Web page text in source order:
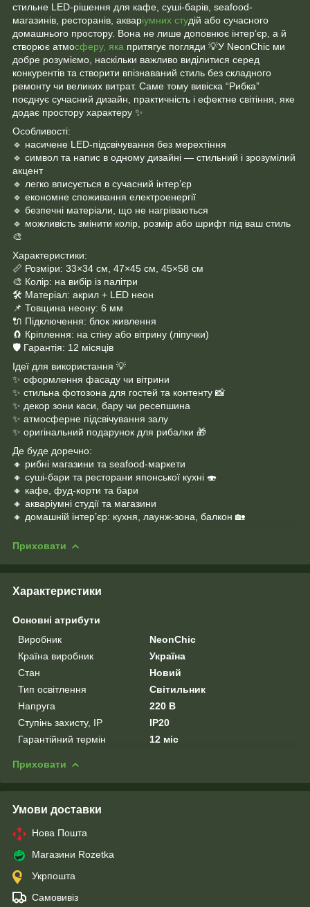
стильне LED-рішення для кафе, суші-барів, seafood-
магазинів, ресторанів, акваріумних студій або сучасного
домашнього простору. Вона не лише доповнює інтер’єр, а й
створює атмосферу, яка притягує погляди 💡У NeonChic ми
добре розуміємо, наскільки важливо виділитися серед
конкурентів та створити впізнаваний стиль без складного
ремонту чи великих витрат. Саме тому вивіска “Рибка”
поєднує сучасний дизайн, практичність і ефектне світіння, яке
додає простору характеру ✨
Особливості:
🔹 насичене LED-підсвічування без мерехтіння
🔹 символ та напис в одному дизайні — стильний і зрозумілий
акцент
🔹 легко вписується в сучасний інтер’єр
🔹 економне споживання електроенергії
🔹 безпечні матеріали, що не нагріваються
🔹 можливість змінити колір, розмір або шрифт під ваш стиль
🎨
Характеристики:
📏 Розміри: 33×34 см, 47×45 см, 45×58 см
🎨 Колір: на вибір із палітри
🛠 Матеріал: акрил + LED неон
📌 Товщина неону: 6 мм
🔌 Підключення: блок живлення
🧲 Кріплення: на стіну або вітрину (ліпучки)
🛡 Гарантія: 12 місяців
Ідеї для використання 💡
✨ оформлення фасаду чи вітрини
✨ стильна фотозона для гостей та контенту 📸
✨ декор зони каси, бару чи ресепшина
✨ атмосферне підсвічування залу
✨ оригінальний подарунок для рибалки 🎁
Де буде доречно:
🔸 рибні магазини та seafood-маркети
🔸 суші-бари та ресторани японської кухні 🍣
🔸 кафе, фуд-корти та бари
🔸 акваріумні студії та магазини
🔸 домашній інтер’єр: кухня, лаунж-зона, балкон 🏡
Приховати
Характеристики
Основні атрибути
Виробник
NeonChic
Країна виробник
Україна
Стан
Новий
Тип освітлення
Світильник
Напруга
220 В
Ступінь захисту, IP
IP20
Гарантійний термін
12 міс
Приховати
Умови доставки
Нова Пошта
Магазини Rozetka
Укрпошта
Самовивіз